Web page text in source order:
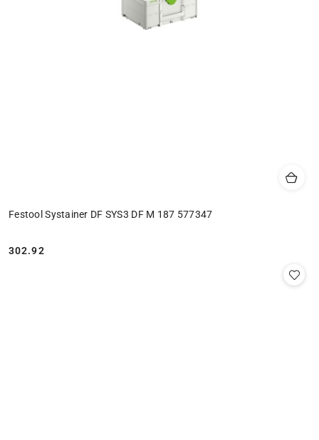
Festool Systainer DF SYS3 DF M 187 577347
Cena:
302.92